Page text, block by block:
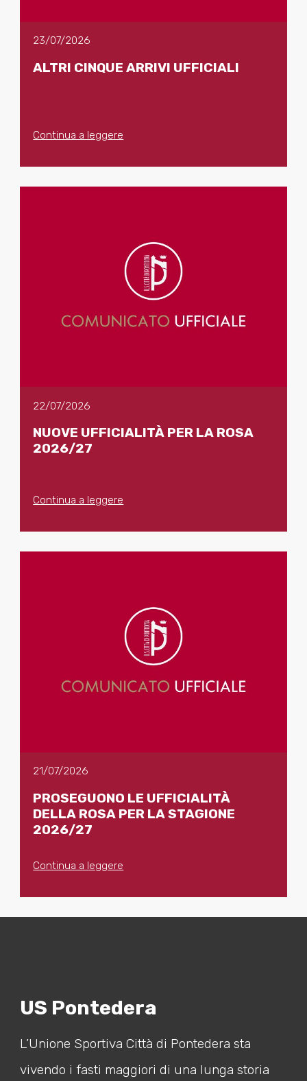
23/07/2026
ALTRI CINQUE ARRIVI UFFICIALI
Continua a leggere
22/07/2026
NUOVE UFFICIALITÀ PER LA ROSA
2026/27
Continua a leggere
21/07/2026
PROSEGUONO LE UFFICIALITÀ
DELLA ROSA PER LA STAGIONE
2026/27
Continua a leggere
US Pontedera
L’Unione Sportiva Città di Pontedera sta
vivendo i fasti maggiori di una lunga storia